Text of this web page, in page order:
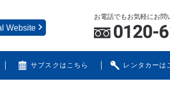
お電話でもお気軽にお問
サブスクはこちら レンタカーは
Website